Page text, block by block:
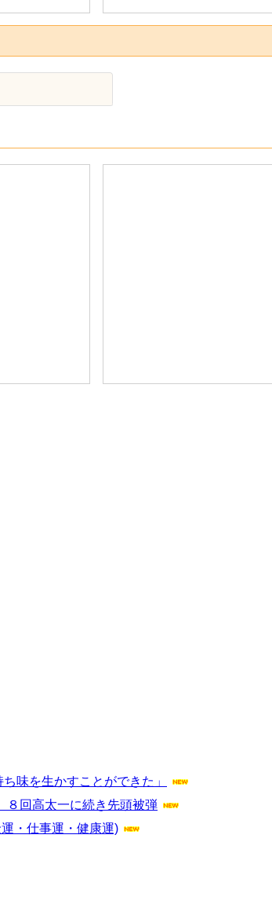
味を生かすことができた」
８回高太一に続き先頭被弾
・仕事運・健康運)